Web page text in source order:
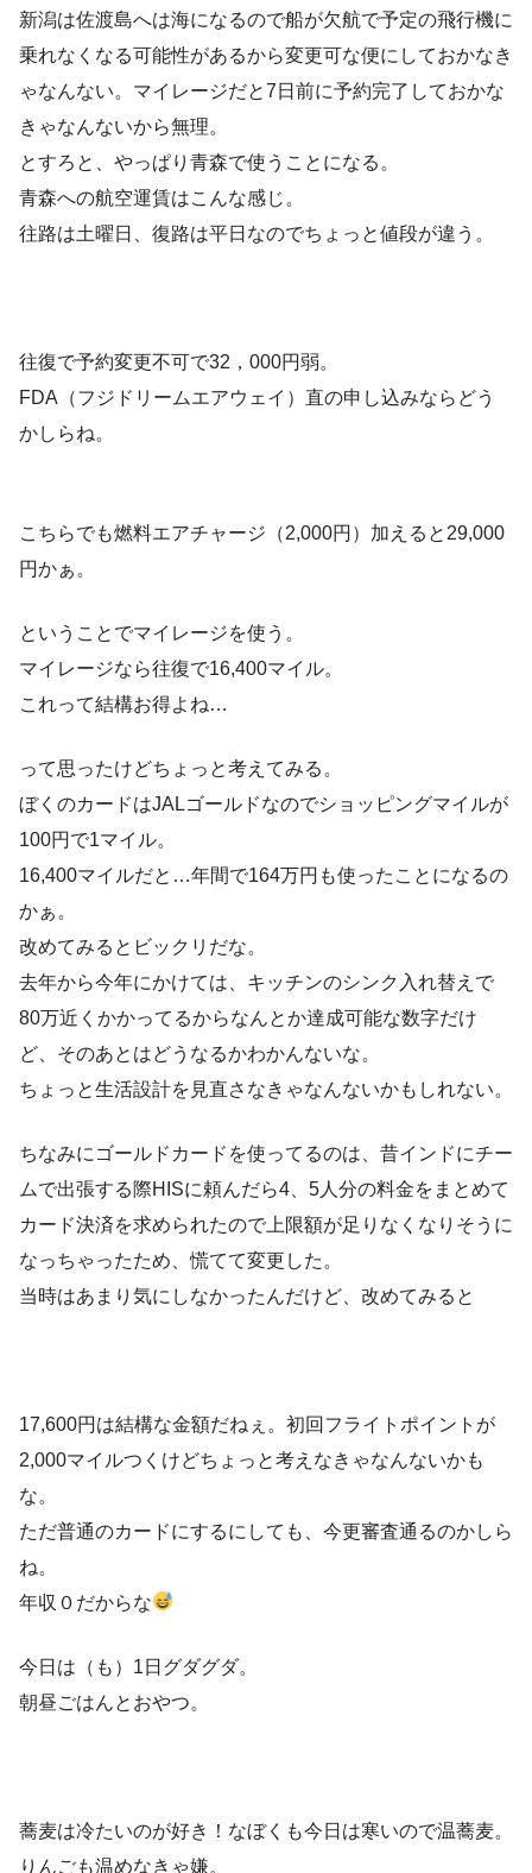
新潟は佐渡島へは海になるので船が欠航で予定の飛行機に
乗れなくなる可能性があるから変更可な便にしておかなき
ゃなんない。マイレージだと7日前に予約完了しておかな
きゃなんないから無理。
とすろと、やっぱり青森で使うことになる。
青森への航空運賃はこんな感じ。
往路は土曜日、復路は平日なのでちょっと値段が違う。
往復で予約変更不可で32，000円弱。
FDA（フジドリームエアウェイ）直の申し込みならどう
かしらね。
こちらでも燃料エアチャージ（2,000円）加えると29,000
円かぁ。
ということでマイレージを使う。
マイレージなら往復で16,400マイル。
これって結構お得よね…
って思ったけどちょっと考えてみる。
ぼくのカードはJALゴールドなのでショッピングマイルが
100円で1マイル。
16,400マイルだと…年間で164万円も使ったことになるの
かぁ。
改めてみるとビックリだな。
去年から今年にかけては、キッチンのシンク入れ替えで
80万近くかかってるからなんとか達成可能な数字だけ
ど、そのあとはどうなるかわかんないな。
ちょっと生活設計を見直さなきゃなんないかもしれない。
ちなみにゴールドカードを使ってるのは、昔インドにチー
ムで出張する際HISに頼んだら4、5人分の料金をまとめて
カード決済を求められたので上限額が足りなくなりそうに
なっちゃったため、慌てて変更した。
当時はあまり気にしなかったんだけど、改めてみると
17,600円は結構な金額だねぇ。初回フライトポイントが
2,000マイルつくけどちょっと考えなきゃなんないかも
な。
ただ普通のカードにするにしても、今更審査通るのかしら
ね。
年収０だからな
今日は（も）1日グダグダ。
朝昼ごはんとおやつ。
蕎麦は冷たいのが好き！なぼくも今日は寒いので温蕎麦。
りんごも温めなきゃ嫌。